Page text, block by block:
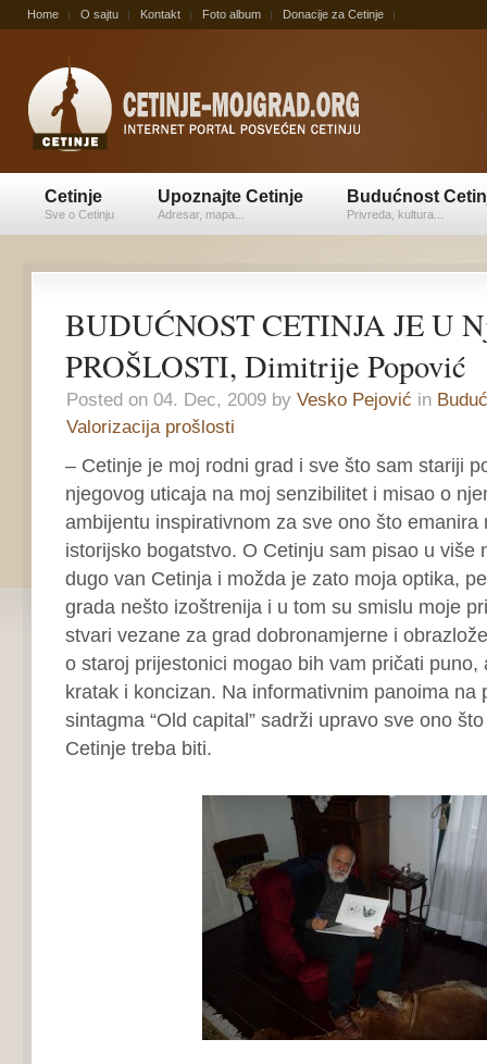
Home O sajtu Kontakt Foto album Donacije za Cetinje
Cetinje
Sve o Cetinju
Upoznajte Cetinje
Adresar, mapa...
Budućnost
Privreda, kultura...
BUDUĆNOST CETINJA JE U
PROŠLOSTI, Dimitrije Popović
Posted on 04. Dec, 2009 by Vesko Pejović in
Valorizacija prošlosti
– Cetinje je moj rodni grad i sve što sam stariji
njegovog uticaja na moj senzibilitet i misao o
ambijentu inspirativnom za sve ono što emanira
istorijsko bogatstvo. O Cetinju sam pisao u više
dugo van Cetinja i možda je zato moja optika,
grada nešto izoštrenija i u tom su smislu moje
stvari vezane za grad dobronamjerne i
o staroj prijestonici mogao bih vam pričati puno,
kratak i koncizan. Na informativnim panoima na
sintagma “Old capital” sadrži upravo sve ono
Cetinje treba biti.